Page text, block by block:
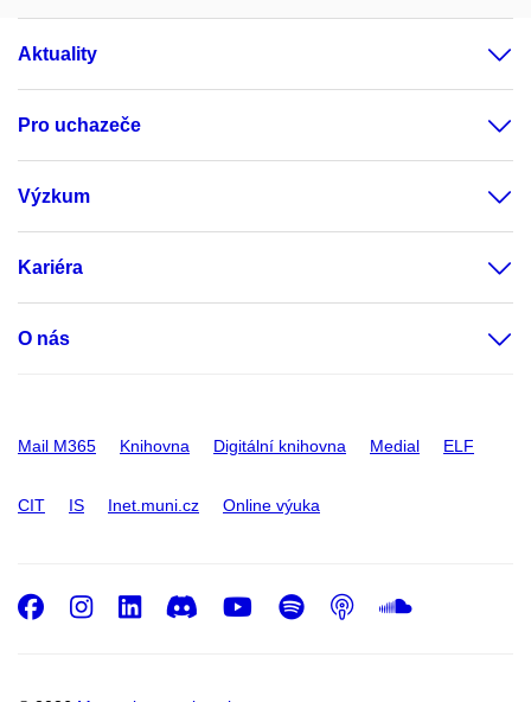
Aktuality
Pro uchazeče
Výzkum
Kariéra
O nás
Mail M365 Knihovna Digitální knihovna Medial ELF
CIT IS Inet.muni.cz Online výuka
Facebook
Instagram
LinkedIn
DiscordYoutube
Spotify
Podcast